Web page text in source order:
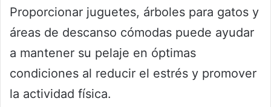
Proporcionar juguetes, árboles para gatos y
áreas de descanso cómodas puede ayudar
a mantener su pelaje en óptimas
condiciones al reducir el estrés y promover
la actividad física.